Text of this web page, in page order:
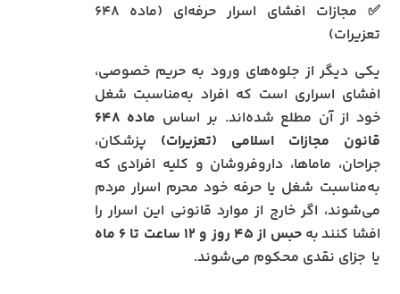
✅ مجازات افشای اسرار حرفه‌ای (ماده ۶۴۸
تعزیرات)
یکی دیگر از جلوه‌های ورود به حریم خصوصی،
افشای اسراری است که افراد به‌مناسبت شغل
خود از آن مطلع شده‌اند. بر اساس
ماده ۶۴۸
قانون مجازات اسلامی (تعزیرات) پزشکان،
جراحان، ماماها، داروفروشان و کلیه افرادی که
به‌مناسبت شغل یا حرفه خود محرم اسرار مردم
می‌شوند، اگر خارج از موارد قانونی این اسرار را
افشا کنند بهحبس از ۴۵ روز و ۱۲ ساعت تا ۶ ماه
یا جزای نقدی محکوم می‌شوند.